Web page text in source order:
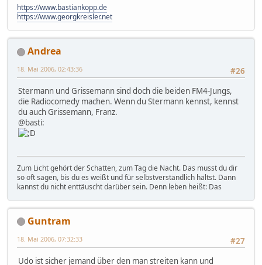
https://www.bastiankopp.de
https://www.georgkreisler.net
Andrea
#26
18. Mai 2006, 02:43:36
Stermann und Grissemann sind doch die beiden FM4-Jungs,
die Radiocomedy machen. Wenn du Stermann kennst, kennst
du auch Grissemann, Franz.
@basti:
Zum Licht gehört der Schatten, zum Tag die Nacht. Das musst du dir
so oft sagen, bis du es weißt und für selbstverständlich hältst. Dann
kannst du nicht enttäuscht darüber sein. Denn leben heißt: Das
Guntram
#27
18. Mai 2006, 07:32:33
Udo ist sicher jemand über den man streiten kann und